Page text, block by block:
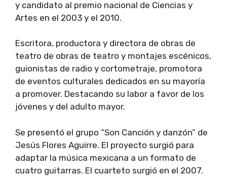
y candidato al premio nacional de Ciencias y
Artes en el 2003 y el 2010.
Escritora, productora y directora de obras de
teatro de obras de teatro y montajes escénicos,
guionistas de radio y cortometraje, promotora
de eventos culturales dedicados en su mayoría
a promover. Destacando su labor a favor de los
jóvenes y del adulto mayor.
Se presentó el grupo “Son Canción y danzón” de
Jesús Flores Aguirre. El proyecto surgió para
adaptar la música mexicana a un formato de
cuatro guitarras. El cuarteto surgió en el 2007.